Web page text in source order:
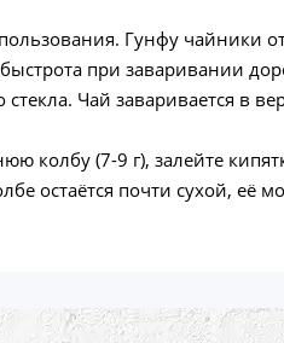
Гунфу чайники
при заваривании
Чай заваривается в
колбу (7-9 г), залейте
остаётся почти сухой, её